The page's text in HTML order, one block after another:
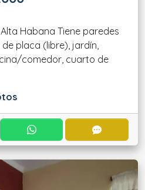
Habana Tiene paredes
placa (libre), jardín,
comedor, cuarto de
CONTACTAR POR